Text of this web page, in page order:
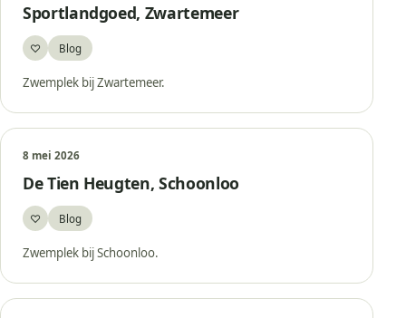
Sportlandgoed, Zwartemeer
♡Bewaar
Blog
Zwemplek bij Zwartemeer.
8 mei 2026
De Tien Heugten, Schoonloo
♡Bewaar
Blog
Zwemplek bij Schoonloo.